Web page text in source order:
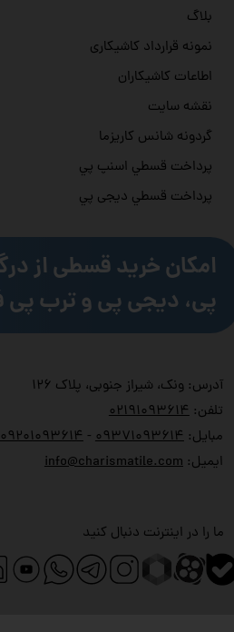
ما را در اینترنت دنبال کنید
آدرس: ونک، شیراز جنوبی، پلاک ۱۲۶
تلفن:
۰۲۱۹۱۰۹۳۶۱۴
مبایل:
۰۹۳۷۱۰۹۳۶۱۴ - ۰۹۲۰۱۰۹۳۶۱۴
ایمیل:info@charismatile.com
بلاگ
نمونه قرارداد کاشیکاری
اطاعات کاشیکاران
نقشه سایت
گردونه شانس کاریزما
پرداخت قسطي اسنپ پي
پرداخت قسطي دیجی پي
امکان خرید قسطی از
پی، دیجی پی و ترب پی